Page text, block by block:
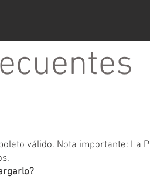
válido. Nota importante: La